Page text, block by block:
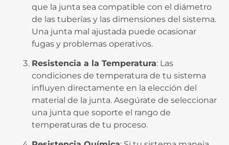
que la junta sea compatible con el diámetro
de las tuberías y las dimensiones del sistema.
Una junta mal ajustada puede ocasionar
fugas y problemas operativos.
Resistencia a la Temperatura: Las
condiciones de temperatura de tu sistema
influyen directamente en la elección del
material de la junta. Asegúrate de seleccionar
una junta que soporte el rango de
temperaturas de tu proceso.